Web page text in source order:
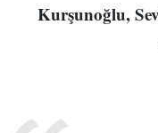
Kurşunoğlu,